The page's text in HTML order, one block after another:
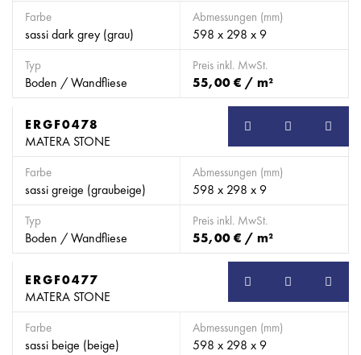
Farbe
sassi dark grey (grau)
Abmessungen (mm)
598 x 298 x 9
Typ
Boden / Wandfliese
Preis inkl. MwSt.
55,00 € / m²
SB
ERGF0478
MATERA STONE
Farbe
sassi greige (graubeige)
Abmessungen (mm)
598 x 298 x 9
Typ
Boden / Wandfliese
Preis inkl. MwSt.
55,00 € / m²
SB
ERGF0477
MATERA STONE
Farbe
sassi beige (beige)
Abmessungen (mm)
598 x 298 x 9